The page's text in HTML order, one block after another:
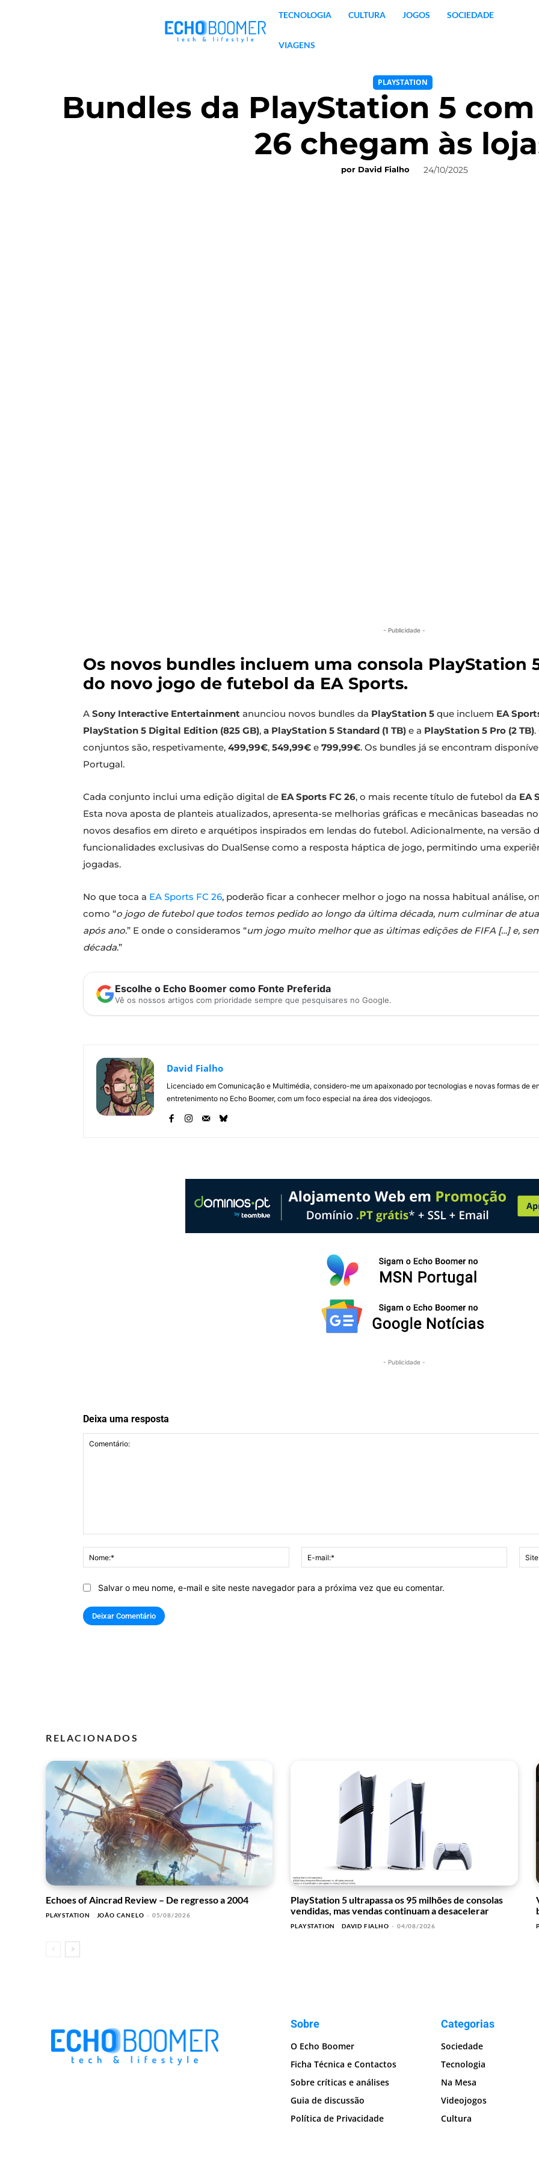
TECNOLOGIA CULTURA JOGOS SOCIEDADE
VIAGENS
PLAYSTATION
Bundles da PlayStation 5 com
26 chegam às
por David Fialho 24/10/2025
- Publicidade -
Os novos bundles incluem uma consola PlayStation
do novo jogo de futebol da EA Sports.
A Sony Interactive Entertainment anunciou novos bundles da PlayStation 5 que incluem EA
PlayStation 5 Digital Edition (825 GB), a PlayStation 5 Standard (1 TB) e a PlayStation 5 Pro (2 TB).
conjuntos são, respetivamente, 499,99€, 549,99€ e 799,99€. Os bundles já se encontram
Portugal.
Cada conjunto inclui uma edição digital de EA Sports FC 26, o mais recente título de futebol da EA
Esta nova aposta de planteis atualizados, apresenta-se melhorias gráficas e mecânicas baseadas
novos desafios em direto e arquétipos inspirados em lendas do futebol. Adicionalmente, na versão
funcionalidades exclusivas do DualSense como a resposta háptica de jogo, permitindo uma
jogadas.
No que toca a EA Sports FC 26, poderão ficar a conhecer melhor o jogo na nossa habitual análise,
como “o jogo de futebol que todos temos pedido ao longo da última década, num culminar de
após ano.” E onde o consideramos “um jogo muito melhor que as últimas edições de FIFA […] e,
década.”
Escolhe o Echo Boomer como Fonte Preferida
Vê os nossos artigos com prioridade sempre que pesquisares no Google.
David Fialho
Licenciado em Comunicação e Multimédia, considero-me um apaixonado por tecnologias e novas formas de
entretenimento no Echo Boomer, com um foco especial na área dos videojogos.
- Publicidade -
Deixa uma resposta
Nome:*
mail:*
Salvar o meu nome, e-mail e site neste navegador para a próxima vez que eu comentar.
RELACIONADOS
Echoes of Aincrad Review – De regresso a 2004
PLAYSTATION JOÃO CANELO - 05/08/2026
PlayStation 5 ultrapassa os 95 milhões de consolas
vendidas, mas vendas continuam a desacelerar
PLAYSTATION DAVID FIALHO - 04/08/2026
Sobre
O Echo Boomer
Ficha Técnica e Contactos
Sobre críticas e análises
Guia de discussão
Política de Privacidade
Categorias
Sociedade
Tecnologia
Na Mesa
Videojogos
Cultura